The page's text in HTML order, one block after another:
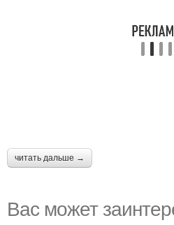
читать дальше →
Вас может